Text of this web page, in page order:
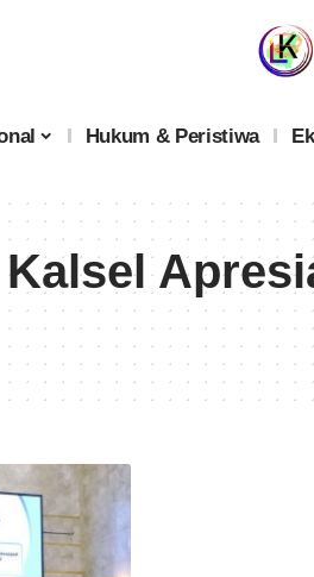
Hukum & Peristiwa